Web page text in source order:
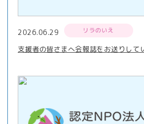
2026.06.29 リラのいえ
支援者の皆さまへ会報誌をお送りして